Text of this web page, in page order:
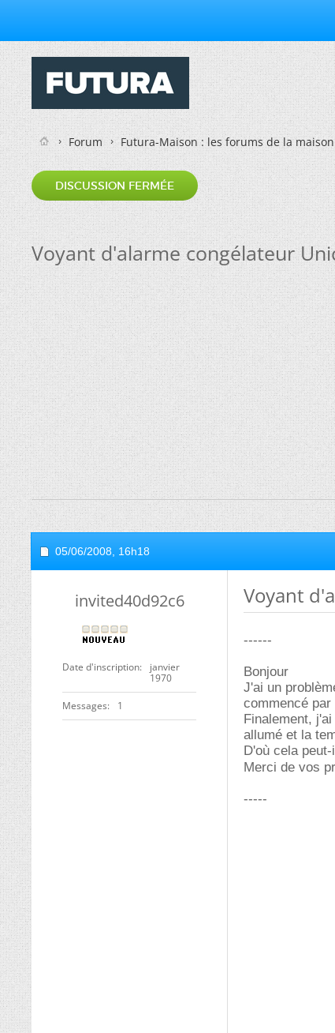
Forum Futura-Maison : les forums de la maison
DISCUSSION FERMÉE
Voyant d'alarme congélateur
05/06/2008, 16h18
invited40d92c6
Date d'inscription
janvier
1970
Messages 1
Voyant
------
Bonjour
J'ai un
commencé
Finalement,
allumé et la
D'où cela
Merci de vos
-----